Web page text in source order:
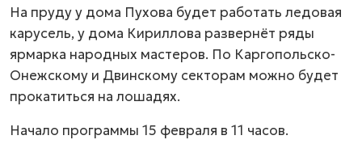
На пруду у дома Пухова будет работать ледовая
карусель, у дома Кириллова развернёт ряды
ярмарка народных мастеров. По Каргопольско-
Онежскому и Двинскому секторам можно будет
прокатиться на лошадях.
Начало программы 15 февраля в 11 часов.